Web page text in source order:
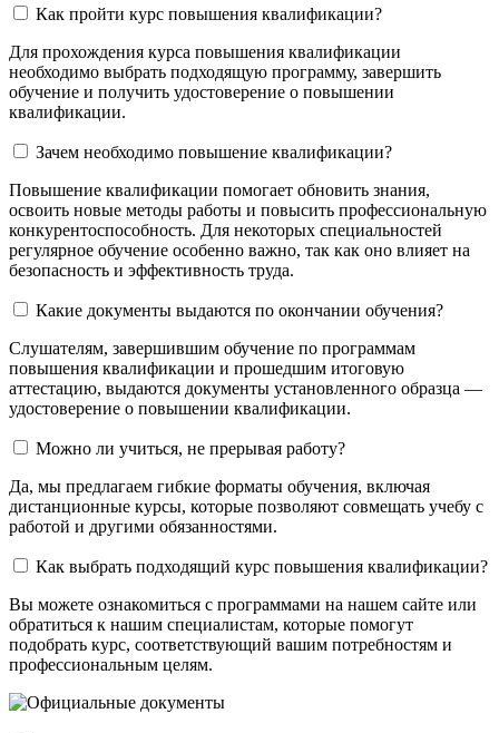
Как пройти курс повышения квалификации?
Для прохождения курса повышения квалификации
необходимо выбрать подходящую программу, завершить
обучение и получить удостоверение о повышении
квалификации.
Зачем необходимо повышение квалификации?
Повышение квалификации помогает обновить знания,
освоить новые методы работы и повысить профессиональную
конкурентоспособность. Для некоторых специальностей
регулярное обучение особенно важно, так как оно влияет на
безопасность и эффективность труда.
Какие документы выдаются по окончании обучения?
Слушателям, завершившим обучение по программам
повышения квалификации и прошедшим итоговую
аттестацию, выдаются документы установленного образца —
удостоверение о повышении квалификации.
Можно ли учиться, не прерывая работу?
Да, мы предлагаем гибкие форматы обучения, включая
дистанционные курсы, которые позволяют совмещать учебу с
работой и другими обязанностями.
Как выбрать подходящий курс повышения квалификации?
Вы можете ознакомиться с программами на нашем сайте или
обратиться к нашим специалистам, которые помогут
подобрать курс, соответствующий вашим потребностям и
профессиональным целям.